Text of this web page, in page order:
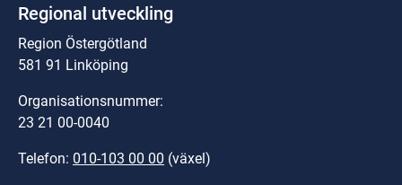
Regional utveckling
Region Östergötland
581 91 Linköping
Organisationsnummer:
23 21 00-0040
Telefon: 010-103 00 00 (växel)